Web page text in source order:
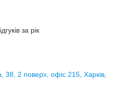
за рік
2 поверх, офіс 215, Харків,